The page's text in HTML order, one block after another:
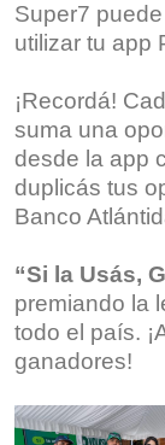
Super7
utilizar tu app
¡Recordá!
suma una
desde la app
duplicás tus
Banco
“Si la Usás,
premiando la
todo el país.
ganadores!